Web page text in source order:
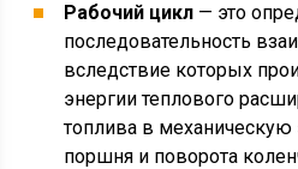
Рабочий цикл — это
последовательность
вследствие которых
энергии теплового
топлива в
поршня и поворота